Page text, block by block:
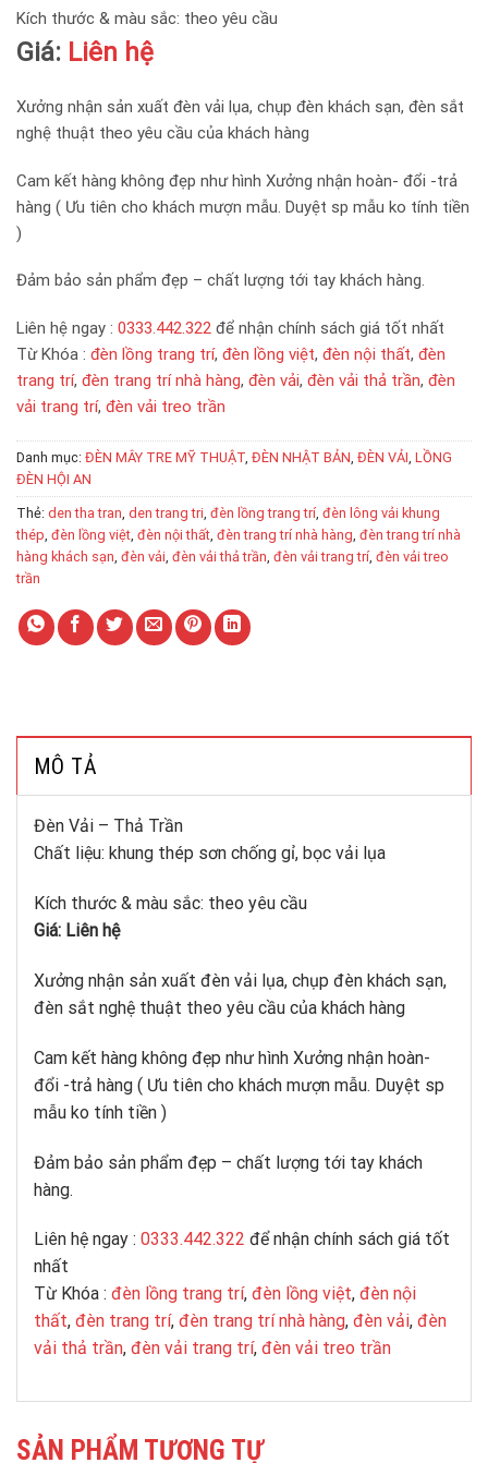
Kích thước & màu sắc: theo yêu cầu
Giá: Liên hệ
Xưởng nhận sản xuất đèn vải lụa, chụp đèn khách sạn, đèn sắt
nghệ thuật theo yêu cầu của khách hàng
Cam kết hàng không đẹp như hình Xưởng nhận hoàn- đổi -trả
hàng ( Ưu tiên cho khách mượn mẫu. Duyệt sp mẫu ko tính tiền
)
Đảm bảo sản phẩm đẹp – chất lượng tới tay khách hàng.
Liên hệ ngay : 0333.442.322 để nhận chính sách giá tốt nhất
Từ Khóa : đèn lồng trang trí, đèn lồng việt, đèn nội thất, đèn
trang trí, đèn trang trí nhà hàng, đèn vải, đèn vải thả trần, đèn
vải trang trí, đèn vải treo trần
Danh mục: ĐÈN MÂY TRE MỸ THUẬT, ĐÈN NHẬT BẢN, ĐÈN VẢI, LỒNG
ĐÈN HỘI AN
Thẻ: den tha tran, den trang tri, đèn lồng trang trí, đèn lông vải khung
thép, đèn lồng việt, đèn nội thất, đèn trang trí nhà hàng, đèn trang trí nhà
hàng khách sạn, đèn vải, đèn vải thả trần, đèn vải trang trí, đèn vải treo
trần
MÔ TẢ
Đèn Vải – Thả Trần
Chất liệu: khung thép sơn chống gỉ, bọc vải lụa
Kích thước & màu sắc: theo yêu cầu
Giá: Liên hệ
Xưởng nhận sản xuất đèn vải lụa, chụp đèn khách sạn,
đèn sắt nghệ thuật theo yêu cầu của khách hàng
Cam kết hàng không đẹp như hình Xưởng nhận hoàn-
đổi -trả hàng ( Ưu tiên cho khách mượn mẫu. Duyệt sp
mẫu ko tính tiền )
Đảm bảo sản phẩm đẹp – chất lượng tới tay khách
hàng.
Liên hệ ngay : 0333.442.322 để nhận chính sách giá tốt
nhất
Từ Khóa : đèn lồng trang trí, đèn lồng việt, đèn nội
thất, đèn trang trí, đèn trang trí nhà hàng, đèn vải, đèn
vải thả trần, đèn vải trang trí, đèn vải treo trần
SẢN PHẨM TƯƠNG TỰ